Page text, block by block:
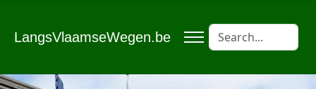
LangsVlaamseWegen.be